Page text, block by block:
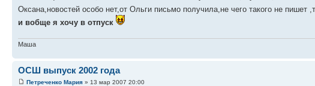
Оксана,новостей особо нет,от Ольги письмо получила,не чего такого не
и вобще я хочу в отпуск
Маша
ОСШ выпуск 2002 года
Петреченко Мария » 13 мар 2007 20:00